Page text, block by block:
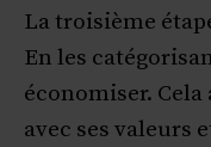
La troisième
En les
économiser. Cela
avec ses valeurs